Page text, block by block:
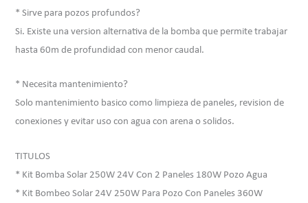
* Sirve para pozos profundos?
Si. Existe una version alternativa de la bomba que permite trabajar
hasta 60m de profundidad con menor caudal.
* Necesita mantenimiento?
Solo mantenimiento basico como limpieza de paneles, revision de
conexiones y evitar uso con agua con arena o solidos.
TITULOS
* Kit Bomba Solar 250W 24V Con 2 Paneles 180W Pozo Agua
* Kit Bombeo Solar 24V 250W Para Pozo Con Paneles 360W